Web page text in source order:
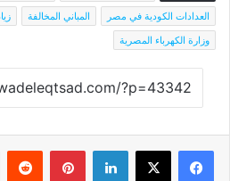
العدادات الكودية في مصر
المباني المخالفة
وزارة الكهرباء المصرية
فيسبوك‫X لينكدإن بينتيريست